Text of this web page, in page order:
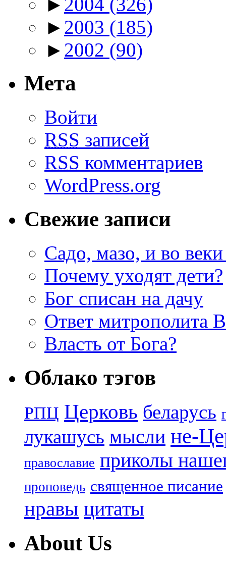
► 2003 (185)
► 2002 (90)
Мета
Войти
RSS записей
RSS комментариев
WordPress.org
Свежие записи
Садо, мазо, и во веки
Почему уходят дети?
Бог списан на дачу
Ответ митрополита
Власть от Бога?
Облако тэгов
РПЦ Церковь беларусь
лукашусь мысли не-
православие приколы
проповедь священное писание
нравы цитаты
About Us